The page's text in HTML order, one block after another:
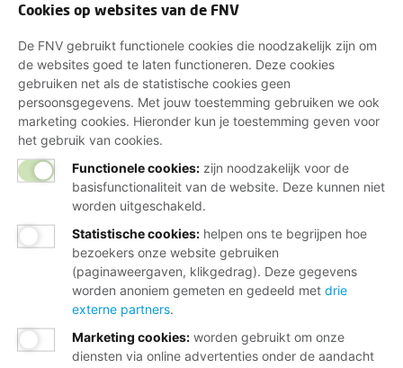
Cookies op websites van de FNV
De FNV gebruikt functionele cookies die noodzakelijk zijn om
de websites goed te laten functioneren. Deze cookies
gebruiken net als de statistische cookies geen
persoonsgegevens. Met jouw toestemming gebruiken we ook
marketing cookies. Hieronder kun je toestemming geven voor
het gebruik van cookies.
Functionele cookies: zijn noodzakelijk voor de
basisfunctionaliteit van de website. Deze kunnen niet
worden uitgeschakeld.
Statistische cookies: helpen ons te begrijpen hoe
bezoekers onze website gebruiken
(paginaweergaven, klikgedrag). Deze gegevens
worden anoniem gemeten en gedeeld met drie
externe partners.
Marketing cookies: worden gebruikt om onze
diensten via online advertenties onder de aandacht